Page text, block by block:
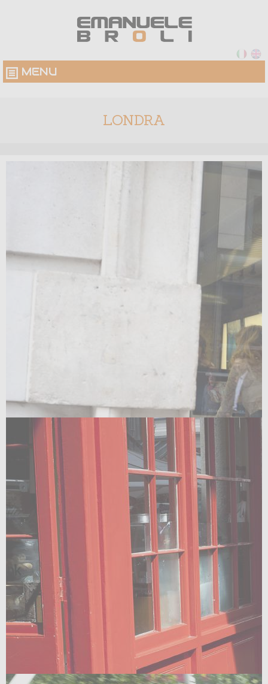
MENU
LONDRA